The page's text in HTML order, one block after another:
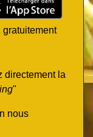
gratuitement
directement la
"
nous